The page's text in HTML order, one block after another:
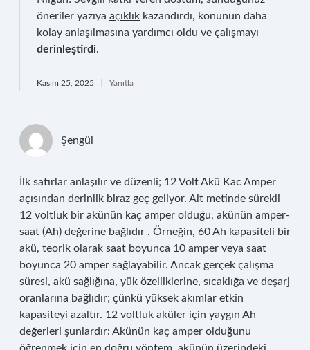
öneriler yazıya açıklık kazandırdı, konunun daha
kolay anlaşılmasına yardımcı oldu ve çalışmayı
derinleştirdi.
Kasım 25, 2025 Yanıtla
Şengül
İlk satırlar anlaşılır ve düzenli; 12 Volt Akü Kac Amper
açısından derinlik biraz geç geliyor. Alt metinde sürekli
12 voltluk bir akünün kaç amper olduğu, akünün amper-
saat (Ah) değerine bağlıdır . Örneğin, 60 Ah kapasiteli bir
akü, teorik olarak saat boyunca 10 amper veya saat
boyunca 20 amper sağlayabilir. Ancak gerçek çalışma
süresi, akü sağlığına, yük özelliklerine, sıcaklığa ve deşarj
oranlarına bağlıdır; çünkü yüksek akımlar etkin
kapasiteyi azaltır. 12 voltluk aküler için yaygın Ah
değerleri şunlardır: Akünün kaç amper olduğunu